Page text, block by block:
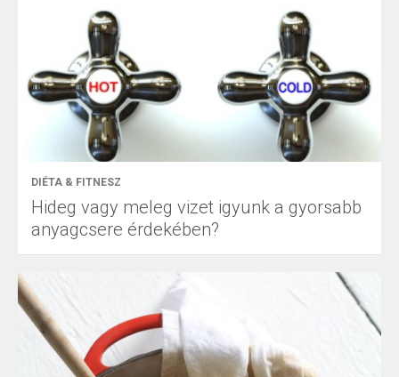
DIÉTA & FITNESZ
Hideg vagy meleg vizet igyunk a gyorsabb
anyagcsere érdekében?